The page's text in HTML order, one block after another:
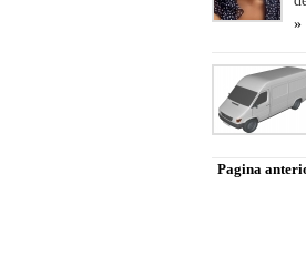
»
Pagina